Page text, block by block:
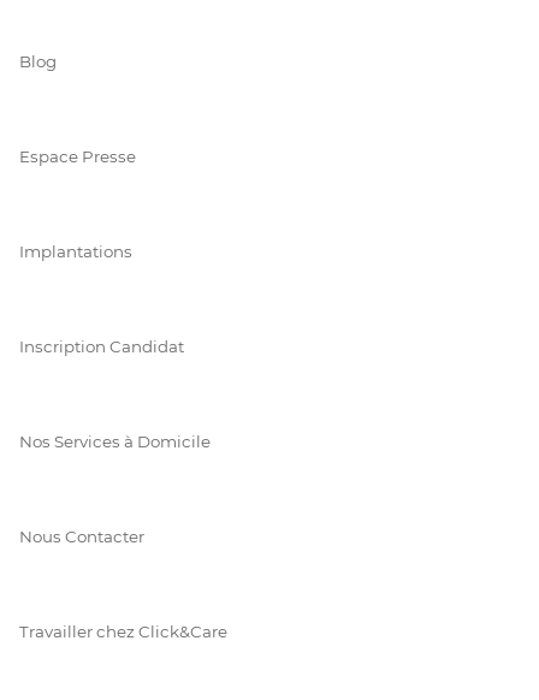
Blog
Espace Presse
Implantations
Inscription Candidat
Nos Services à Domicile
Nous Contacter
Travailler chez Click&Care